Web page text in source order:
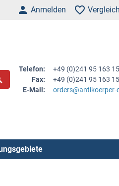
Anmelden
Telefon:
+49 (0)241 95 163
Fax:
+49 (0)241 95 163
E-Mail:
orders@antikoerper-